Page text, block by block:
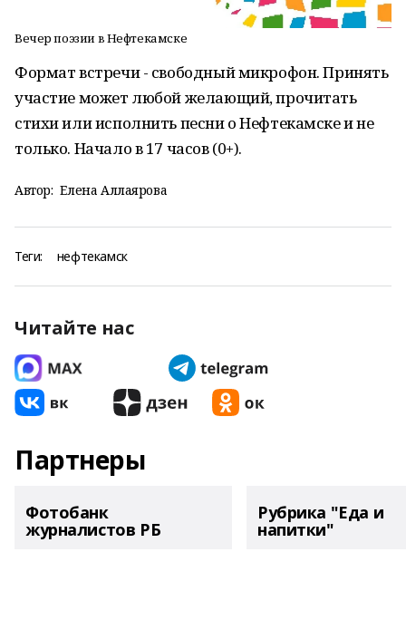
Вечер поэзии в Нефтекамске
Формат встречи - свободный микрофон. Принять
участие может любой желающий, прочитать
стихи или исполнить песни о Нефтекамске и не
только. Начало в 17 часов (0+).
Автор: Елена Аллаярова
Теги: нефтекамск
Читайте нас
Партнеры
Фотобанк
журналистов РБ
Рубрика "Еда и
напитки"